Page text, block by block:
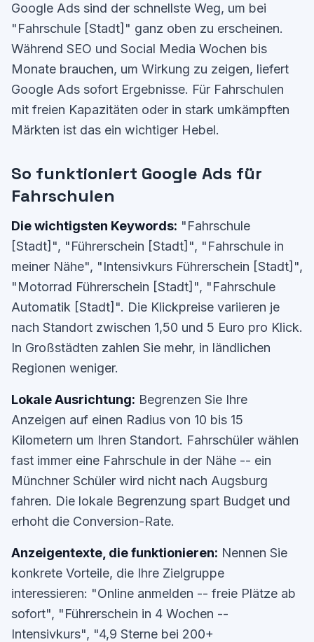
Google Ads sind der schnellste Weg, um bei
"Fahrschule [Stadt]" ganz oben zu erscheinen.
Während SEO und Social Media Wochen bis
Monate brauchen, um Wirkung zu zeigen, liefert
Google Ads sofort Ergebnisse. Für Fahrschulen
mit freien Kapazitäten oder in stark umkämpften
Märkten ist das ein wichtiger Hebel.
So funktioniert Google Ads für
Fahrschulen
Die wichtigsten Keywords: "Fahrschule
[Stadt]", "Führerschein [Stadt]", "Fahrschule in
meiner Nähe", "Intensivkurs Führerschein [Stadt]",
"Motorrad Führerschein [Stadt]", "Fahrschule
Automatik [Stadt]". Die Klickpreise variieren je
nach Standort zwischen 1,50 und 5 Euro pro Klick.
In Großstädten zahlen Sie mehr, in ländlichen
Regionen weniger.
Lokale Ausrichtung: Begrenzen Sie Ihre
Anzeigen auf einen Radius von 10 bis 15
Kilometern um Ihren Standort. Fahrschüler wählen
fast immer eine Fahrschule in der Nähe -- ein
Münchner Schüler wird nicht nach Augsburg
fahren. Die lokale Begrenzung spart Budget und
erhoht die Conversion-Rate.
Anzeigentexte, die funktionieren: Nennen Sie
konkrete Vorteile, die Ihre Zielgruppe
interessieren: "Online anmelden -- freie Plätze ab
sofort", "Führerschein in 4 Wochen --
Intensivkurs", "4,9 Sterne bei 200+